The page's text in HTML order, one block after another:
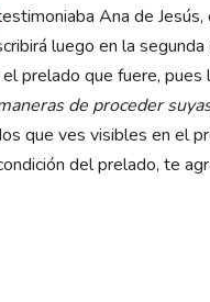
Ana de
luego en la
prelado que fuere, pues
de proceder
que ves visibles en el
del prelado, te